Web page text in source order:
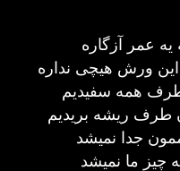
یه عمر آزگاره
ورش هیچی نداره
همه سفیدیم
طرف ریشه بریدیم
جدا نمیشد
چیز ما نمیشد